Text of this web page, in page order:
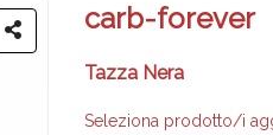
carb-forever
Tazza Nera
Seleziona prodotto/i